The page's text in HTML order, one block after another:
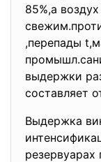
85%,а
,перепады
выдержки
составляет
Выдержка
резервуарах